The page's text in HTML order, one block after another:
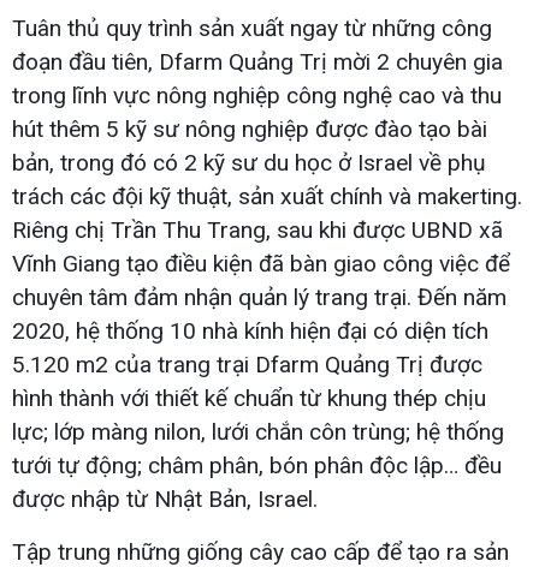
Tuân thủ quy trình sản xuất ngay từ những công
đoạn đầu tiên, Dfarm Quảng Trị mời 2 chuyên gia
trong lĩnh vực nông nghiệp công nghệ cao và thu
hút thêm 5 kỹ sư nông nghiệp được đào tạo bài
bản, trong đó có 2 kỹ sư du học ở Israel về phụ
trách các đội kỹ thuật, sản xuất chính và makerting.
Riêng chị Trần Thu Trang, sau khi được UBND xã
Vĩnh Giang tạo điều kiện đã bàn giao công việc để
chuyên tâm đảm nhận quản lý trang trại. Đến năm
2020, hệ thống 10 nhà kính hiện đại có diện tích
5.120 m2 của trang trại Dfarm Quảng Trị được
hình thành với thiết kế chuẩn từ khung thép chịu
lực; lớp màng nilon, lưới chắn côn trùng; hệ thống
tưới tự động; châm phân, bón phân độc lập… đều
được nhập từ Nhật Bản, Israel.
Tập trung những giống cây cao cấp để tạo ra sản